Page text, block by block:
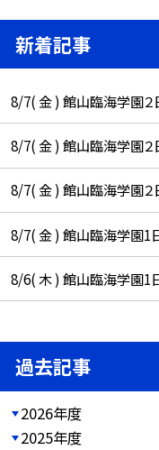
新着記事
8/7( 金 ) 館山臨海学園
8/7( 金 ) 館山臨海学園
8/7( 金 ) 館山臨海学園
8/7( 金 ) 館山臨海学園
8/6( 木 ) 館山臨海学園
過去記事
2026年度
2025年度